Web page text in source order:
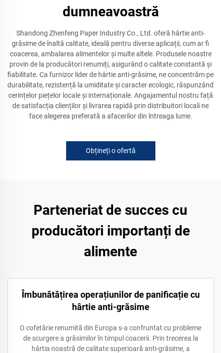
dumneavoastră
Shandong Zhenfeng Paper Industry Co., Ltd. oferă hârtie anti-
grăsime de înaltă calitate, ideală pentru diverse aplicații, cum ar fi
coacerea, ambalarea alimentelor și multe altele. Produsele noastre
provin de la producători renumiți, asigurând o calitate constantă și
fiabilitate. Ca furnizor lider de hârtie anti-grăsime, ne concentrăm pe
durabilitate, rezistență la umiditate și caracter ecologic, răspunzând
cerințelor piețelor locale și internaționale. Angajamentul nostru față
de satisfacția clienților și livrarea rapidă prin distribuitori locali ne
face alegerea preferată a afacerilor din întreaga lume.
Obțineți o ofertă
Parteneriat de succes cu
producători importanți de
alimente
Îmbunătățirea operațiunilor de panificație cu
hârtie anti-grăsime
O cofetărie renumită din Europa s-a confruntat cu probleme
de scurgere a grăsimilor în timpul coacerii. Prin trecerea la
hârtia noastră de calitate superioară anti-grăsime, a